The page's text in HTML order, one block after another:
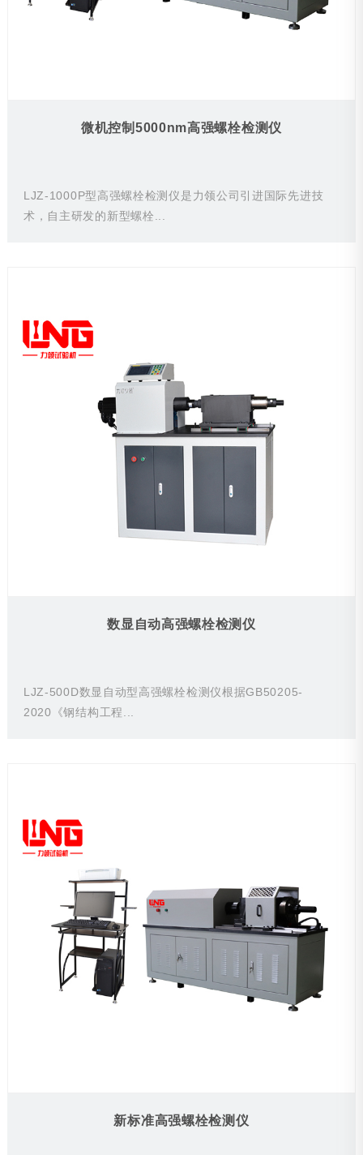
微机控制5000nm高强螺栓检测仪
LJZ-1000P型高强螺栓检测仪是力领公司引进国际先进技
术，自主研发的新型螺栓...
数显自动高强螺栓检测仪
LJZ-500D数显自动型高强螺栓检测仪根据GB50205-
2020《钢结构工程...
新标准高强螺栓检测仪